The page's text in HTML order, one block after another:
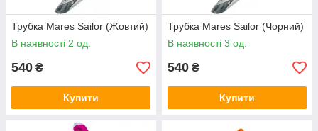
Трубка Mares Sailor (Жовтий)
В наявності 2 од.
540 ₴
Купити
Трубка Mares Sailor (Чорний)
В наявності 3 од.
540 ₴
Купити